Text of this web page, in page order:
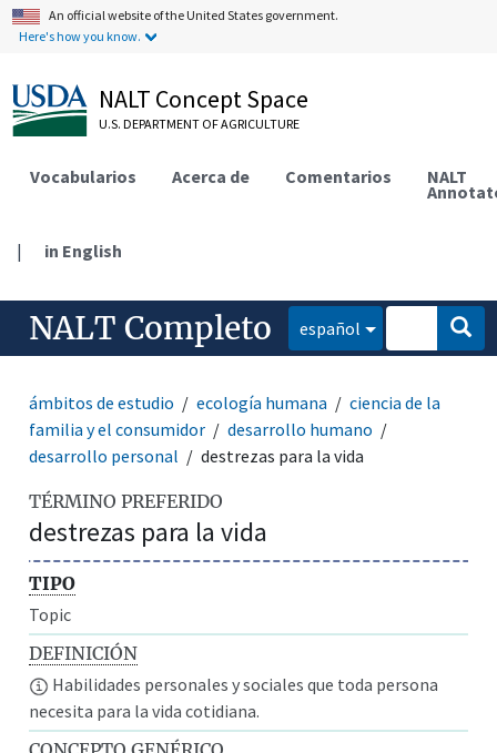
An official website of the United States government.
Here's how you know.
NALT Concept Space
U.S. DEPARTMENT OF AGRICULTURE
Vocabularios Acerca de Comentarios NALT
| in English
NALT Completo español
ámbitos de estudio ecología humana
ciencia de la
familia y el consumidor
desarrollo humano
desarrollo personal
destrezas para la vida
TÉRMINO PREFERIDO
destrezas para la vida
TIPO
Topic
DEFINICIÓN
Habilidades personales y sociales que toda persona
necesita para la vida cotidiana.